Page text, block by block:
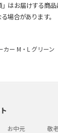
はお届けする商品
場合があります。
カー M・L グリーン
お中元 敬